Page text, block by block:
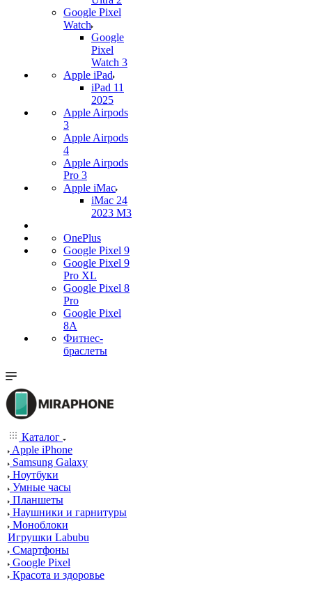
Google Pixel
Watch
Google
Pixel
Watch 3
Apple iPad
iPad 11
2025
Apple Airpods
3
Apple Airpods
4
Apple Airpods
Pro 3
Apple iMac
iMac 24
2023 M3
OnePlus
Google Pixel 9
Google Pixel 9
Pro XL
Google Pixel 8
Pro
Google Pixel
8A
Фитнес-
браслеты
Каталог
Apple iPhone
Samsung Galaxy
Ноутбуки
Умные часы
Планшеты
Наушники и гарнитуры
Моноблоки
Игрушки Labubu
Смартфоны
Google Pixel
Красота и здоровье